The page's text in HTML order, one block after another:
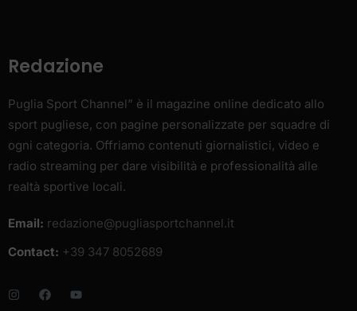
Redazione
Puglia Sport Channel” è il magazine online dedicato allo
sport pugliese, con pagine personalizzate per squadre di
ogni categoria. Offriamo contenuti giornalistici, video e
radio streaming per dare visibilità e professionalità alle
realtà sportive locali.
Email: redazione@pugliasportchannel.it
Contact: +39 347 8052689